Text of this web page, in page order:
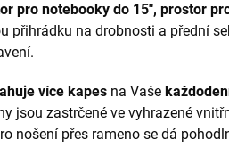
pro notebooky do 15", prostor
přihrádku na drobnosti a přední
více kapes na Vaše
jsou zastrčené ve vyhrazené
nošení přes rameno se dá